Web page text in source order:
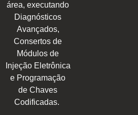
área, executando
Diagnósticos
Avançados,
Consertos de
Módulos de
Injeção Eletrônica
e Programação
de Chaves
Codificadas.